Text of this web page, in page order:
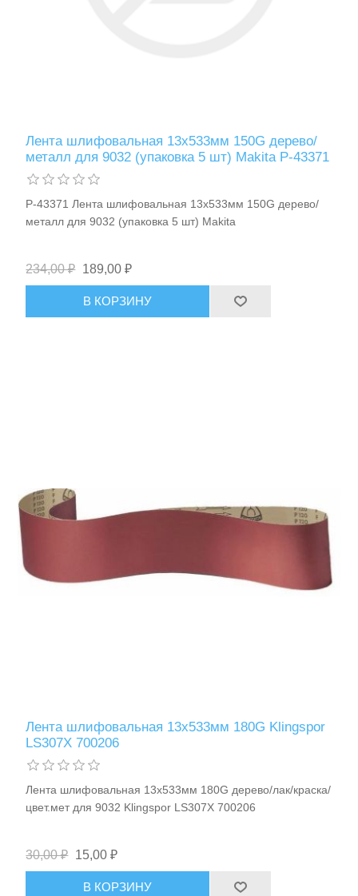
Средства индивидуальной защиты
Лента шлифовальная 13х533мм 150G дерево/
металл для 9032 (упаковка 5 шт) Makita P-43371
P-43371 Лента шлифовальная 13х533мм 150G дерево/
металл для 9032 (упаковка 5 шт) Makita
234,00 ₽ 189,00 ₽
В КОРЗИНУ
Лента шлифовальная 13х533мм 180G Klingspor
LS307X 700206
Лента шлифовальная 13х533мм 180G дерево/лак/краска/
цвет.мет для 9032 Klingspor LS307X 700206
30,00 ₽ 15,00 ₽
В КОРЗИНУ